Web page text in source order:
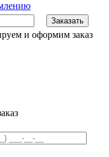
Заказать
и оформим заказ